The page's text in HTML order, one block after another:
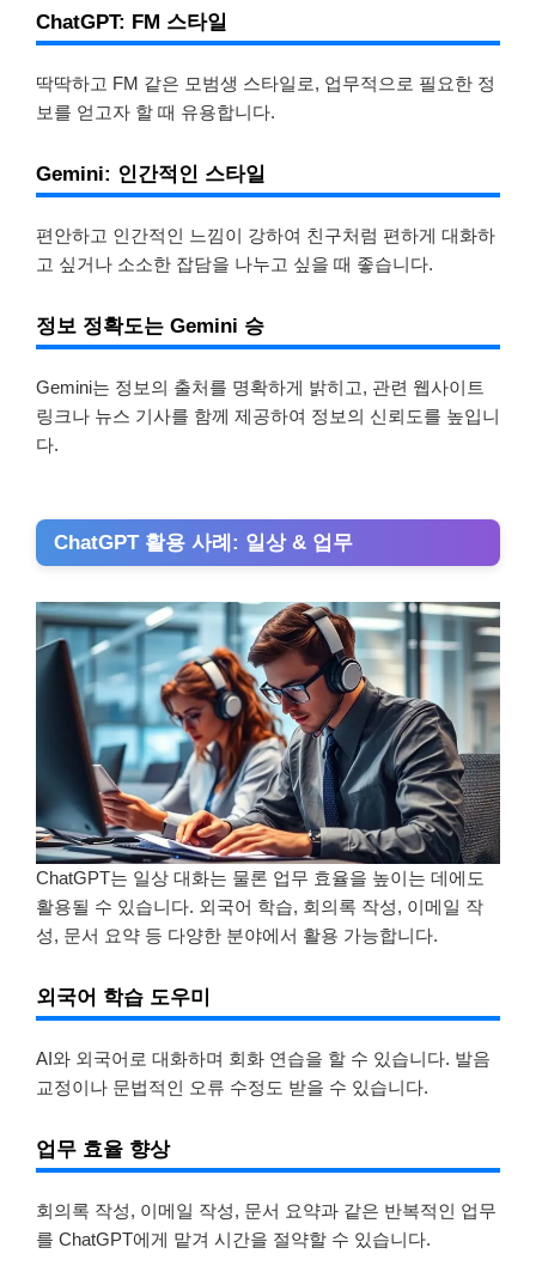
ChatGPT: FM 스타일
딱딱하고 FM 같은 모범생 스타일로, 업무적으로 필요한 정
보를 얻고자 할 때 유용합니다.
Gemini: 인간적인 스타일
편안하고 인간적인 느낌이 강하여 친구처럼 편하게 대화하
고 싶거나 소소한 잡담을 나누고 싶을 때 좋습니다.
정보 정확도는 Gemini 승
Gemini는 정보의 출처를 명확하게 밝히고, 관련 웹사이트
링크나 뉴스 기사를 함께 제공하여 정보의 신뢰도를 높입니
다.
ChatGPT 활용 사례: 일상 & 업무
ChatGPT는 일상 대화는 물론 업무 효율을 높이는 데에도
활용될 수 있습니다. 외국어 학습, 회의록 작성, 이메일 작
성, 문서 요약 등 다양한 분야에서 활용 가능합니다.
외국어 학습 도우미
AI와 외국어로 대화하며 회화 연습을 할 수 있습니다. 발음
교정이나 문법적인 오류 수정도 받을 수 있습니다.
업무 효율 향상
회의록 작성, 이메일 작성, 문서 요약과 같은 반복적인 업무
를 ChatGPT에게 맡겨 시간을 절약할 수 있습니다.